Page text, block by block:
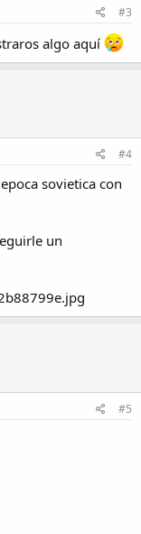
#3
algo aquí
#4
sovietica con
un
#5